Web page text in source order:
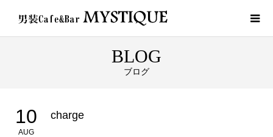
BLOG
ブログ
10
AUG
charge